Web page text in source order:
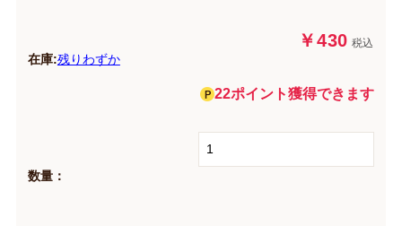
￥430 税込
在庫:残りわずか
22ポイント獲得できます
数量：